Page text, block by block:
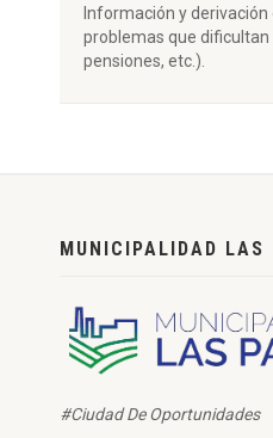
Información y
problemas que dificultan
pensiones, etc.).
MUNICIPALIDAD LAS
#Ciudad De Oportunidades